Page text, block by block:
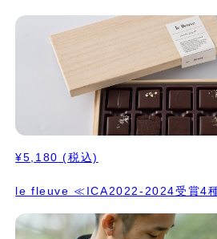
ームをアーモンドプラリネに合わせてま
によってふんわり軽くなったショコラを
ティング。 10. 醤油もろみプラリネ 工房
さんの醤油はシェフのお気に入りで、む
醤油を作っていらっしゃるのですが、そ
ーモンドのプラリネを合わせました。モ
ワー ルでコーティング。 ⭐️ICA2025（
ア）でシルバー受賞 ⭐️ICA2025（ワール
¥5,180 (税込)
le fleuve ≪ICA2022-2024受賞4